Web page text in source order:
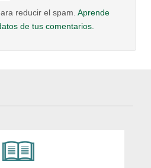
reducir el spam. Aprende
de tus comentarios.